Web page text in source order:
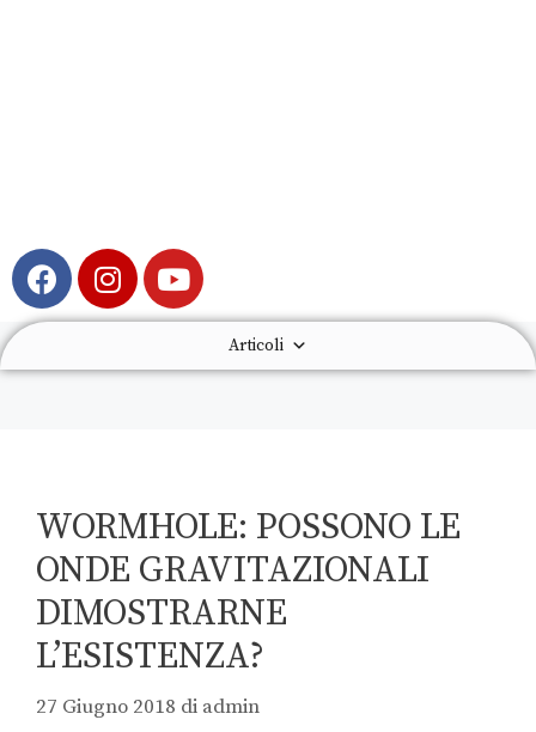
Articoli
WORMHOLE: POSSONO LE
ONDE GRAVITAZIONALI
DIMOSTRARNE
L’ESISTENZA?
27 Giugno 2018 di admin